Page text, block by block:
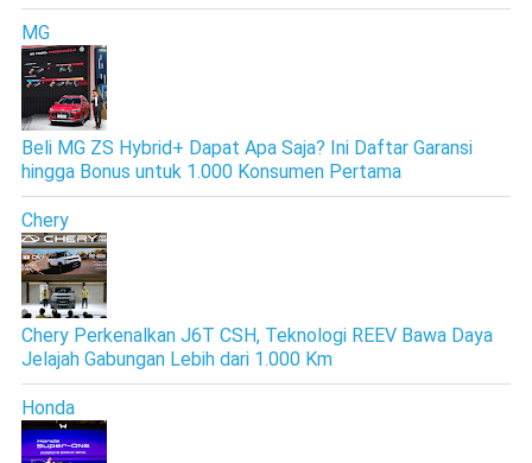
MG
Beli MG ZS Hybrid+ Dapat Apa Saja? Ini Daftar Garansi
hingga Bonus untuk 1.000 Konsumen Pertama
Chery
Chery Perkenalkan J6T CSH, Teknologi REEV Bawa Daya
Jelajah Gabungan Lebih dari 1.000 Km
Honda